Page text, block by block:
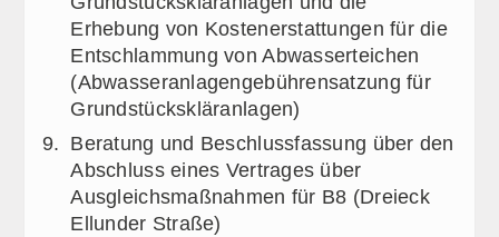
Erhebung von Kostenerstattungen für die
Entschlammung von Abwasserteichen
(Abwasseranlagengebührensatzung für
Grundstückskläranlagen)
Beratung und Beschlussfassung über den
Abschluss eines Vertrages über
Ausgleichsmaßnahmen für B8 (Dreieck
Ellunder Straße)